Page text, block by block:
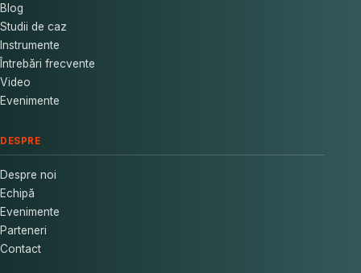
Blog
Studii de caz
Instrumente
Întrebări frecvente
Video
Evenimente
DESPRE
Despre noi
Echipă
Evenimente
Parteneri
Contact